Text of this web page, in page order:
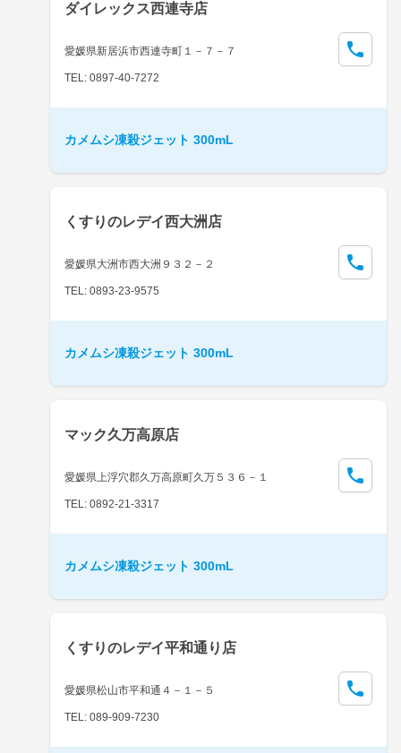
ダイレックス西連寺店
愛媛県新居浜市西連寺町１－７－７
TEL: 0897-40-7272
カメムシ凍殺ジェット 300mL
くすりのレデイ西大洲店
愛媛県大洲市西大洲９３２－２
TEL: 0893-23-9575
カメムシ凍殺ジェット 300mL
マック久万高原店
愛媛県上浮穴郡久万高原町久万５３６－１
TEL: 0892-21-3317
カメムシ凍殺ジェット 300mL
くすりのレデイ平和通り店
愛媛県松山市平和通４－１－５
TEL: 089-909-7230